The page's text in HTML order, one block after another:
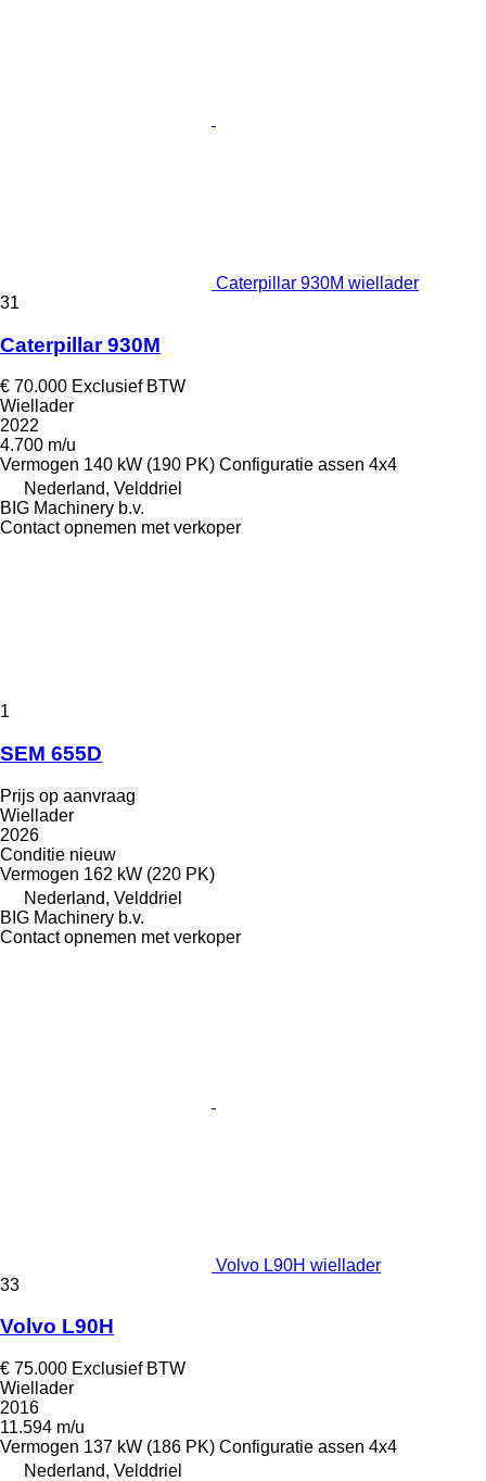
Caterpillar 930M wiellader
31
Caterpillar 930M
€ 70.000 Exclusief BTW
Wiellader
2022
4.700 m/u
Vermogen 140 kW (190 PK) Configuratie assen 4x4
Nederland, Velddriel
BIG Machinery b.v.
Contact opnemen met verkoper
1
SEM 655D
Prijs op aanvraag
Wiellader
2026
Conditie nieuw
Vermogen 162 kW (220 PK)
Nederland, Velddriel
BIG Machinery b.v.
Contact opnemen met verkoper
Volvo L90H wiellader
33
Volvo L90H
€ 75.000 Exclusief BTW
Wiellader
2016
11.594 m/u
Vermogen 137 kW (186 PK) Configuratie assen 4x4
Nederland, Velddriel